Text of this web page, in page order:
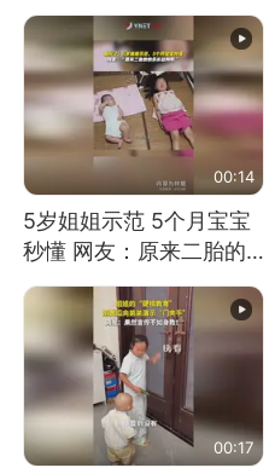
00:14
5岁姐姐示范 5个月宝宝
秒懂 网友：原来二胎的
快乐长这样
00:17